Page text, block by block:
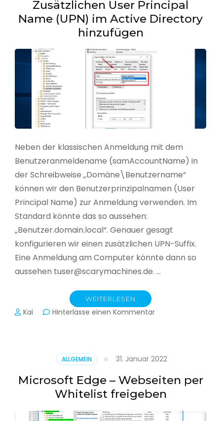
Zusätzlichen User Principal
Name (UPN) im Active Directory
hinzufügen
Neben der klassischen Anmeldung mit dem
Benutzeranmeldename (samAccountName) in
der Schreibweise „Domäne\Benutzername“
können wir den Benutzerprinzipalnamen (User
Principal Name) zur Anmeldung verwenden. Im
Standard könnte das so aussehen:
„Benutzer.domain.local“. Genauer gesagt
konfigurieren wir einen zusätzlichen UPN-Suffix.
Eine Anmeldung am Computer könnte dann so
aussehen tuser@scarymachines.de. …
WEITERLESEN
Kai Hinterlasse einen Kommentarzu
(UPN)
im
Active
Directory
ALLGEMEIN 31. Januar 2022
Microsoft Edge – Webseiten per
Whitelist freigeben